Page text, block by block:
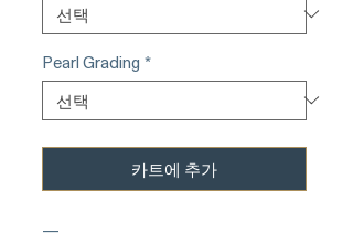
Pearl Grading *
카트에 추가
—